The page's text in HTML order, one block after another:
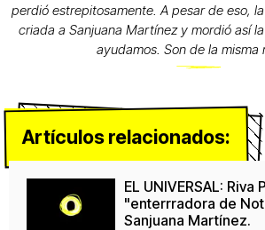
perdió estrepitosamente. A pesar de eso,
criada a Sanjuana Martínez y mordió así
ayudamos. Son de la misma
Artículos relacionados:
EL UNIVERSAL: Riva
"enterrradora de
Sanjuana Martínez.